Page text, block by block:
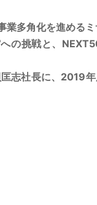
多角化を進めるミ
の挑戦と、
志社長に、2019